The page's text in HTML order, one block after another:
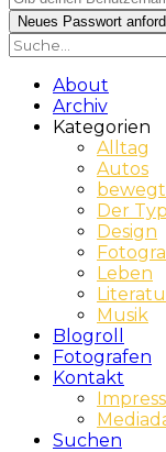
About
Archiv
Kategorien
Alltag
Autos
Der
Design
Leben
Musik
Blogroll
Fotografen
Kontakt
Suchen